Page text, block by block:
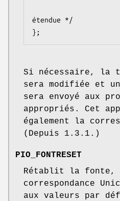
étendue */
};
Si nécessaire, la
sera modifiée et
sera envoyé aux
appropriés. Cet
également la
(Depuis 1.3.1.)
PIO_FONTRESET
Rétablit la
correspondance
aux valeurs par